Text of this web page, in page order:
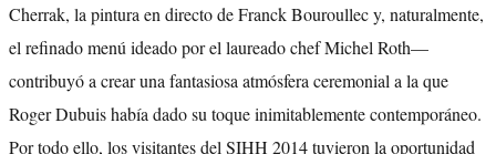
Cherrak, la pintura en directo de Franck Bouroullec y, naturalmente,
el refinado menú ideado por el laureado chef Michel Roth—
contribuyó a crear una fantasiosa atmósfera ceremonial a la que
Roger Dubuis había dado su toque inimitablemente contemporáneo.
Por todo ello, los visitantes del SIHH 2014 tuvieron la oportunidad